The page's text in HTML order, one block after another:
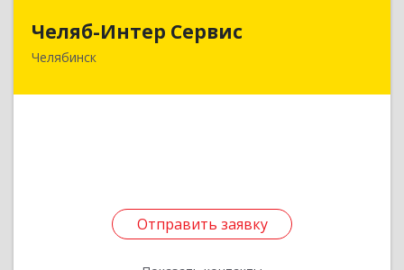
Челяб-Интер Сервис
Челябинск
Отправить заявку
454018, Челябинская обл, Челябинск г, Северо-
Отправить заявку